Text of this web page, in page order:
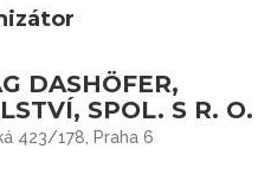
DASHÖFER,
SPOL. S R. O.
423/178, Praha 6